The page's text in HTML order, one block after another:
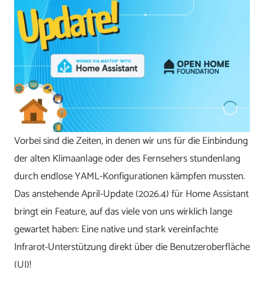
Vorbei sind die Zeiten, in denen wir uns für die Einbindung
der alten Klimaanlage oder des Fernsehers stundenlang
durch endlose YAML-Konfigurationen kämpfen mussten.
Das anstehende April-Update (2026.4) für Home Assistant
bringt ein Feature, auf das viele von uns wirklich lange
gewartet haben: Eine native und stark vereinfachte
Infrarot-Unterstützung direkt über die Benutzeroberfläche
(UI)!